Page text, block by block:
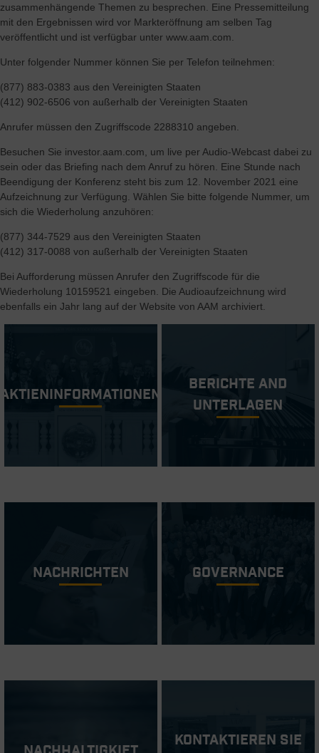
zusammenhängende Themen zu besprechen. Eine Pressemitteilung
mit den Ergebnissen wird vor Markteröffnung am selben Tag
veröffentlicht und ist verfügbar unter www.aam.com.
Unter folgender Nummer können Sie per Telefon teilnehmen:
(877) 883-0383 aus den Vereinigten Staaten
(412) 902-6506 von außerhalb der Vereinigten Staaten
Anrufer müssen den Zugriffscode 2288310 angeben.
Besuchen Sie investor.aam.com, um live per Audio-Webcast dabei zu
sein oder das Briefing nach dem Anruf zu hören. Eine Stunde nach
Beendigung der Konferenz steht bis zum 12. November 2021 eine
Aufzeichnung zur Verfügung. Wählen Sie bitte folgende Nummer, um
sich die Wiederholung anzuhören:
(877) 344-7529 aus den Vereinigten Staaten
(412) 317-0088 von außerhalb der Vereinigten Staaten
Bei Aufforderung müssen Anrufer den Zugriffscode für die
Wiederholung 10159521 eingeben. Die Audioaufzeichnung wird
ebenfalls ein Jahr lang auf der Website von AAM archiviert.
Aktieninformationen
Berichte and
Unterlagen
Nachrichten Governance
Kontaktieren Sie